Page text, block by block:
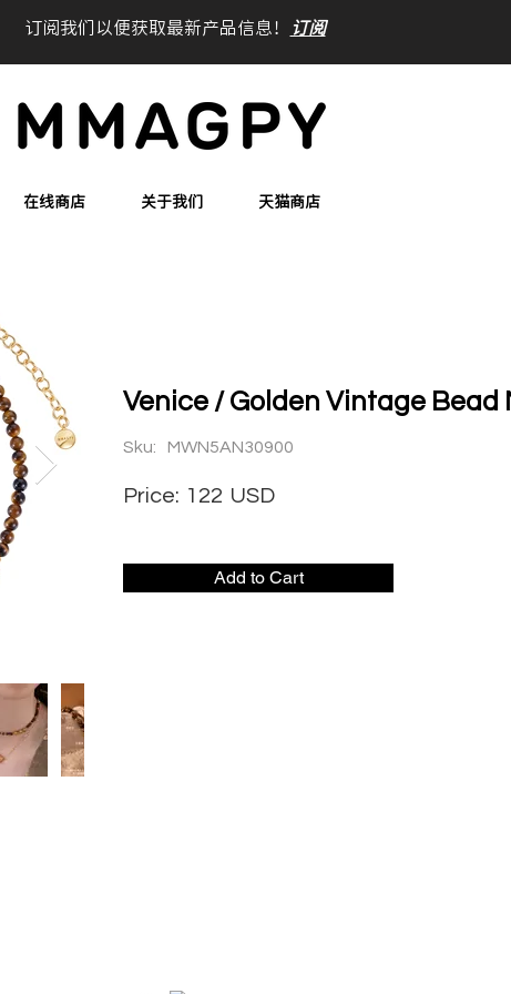
在线商店 关于我们 天猫商店
Venice / Golden Vintage Bead
Sku: MWN5AN30900
122
Price: USD
Add to Cart
订阅我们以便获取最新产品信息！ 订阅